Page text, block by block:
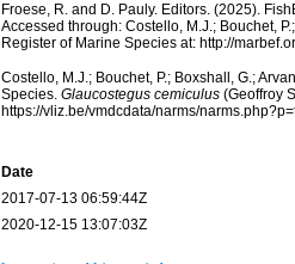
Froese, R. and D. Pauly. Editors. (2025).
Accessed through: Costello, M.J.; Bouchet,
Register of Marine Species at: http://
Costello, M.J.; Bouchet, P.; Boxshall, G.;
Species. Glaucostegus cemiculus(Geoffroy
https://vliz.be/vmdcdata/narms/
Date
2017-07-13 06:59:44Z
2020-12-15 13:07:03Z